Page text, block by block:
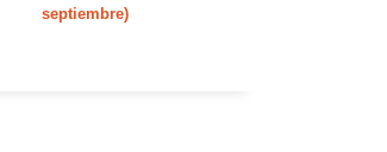
septiembre)